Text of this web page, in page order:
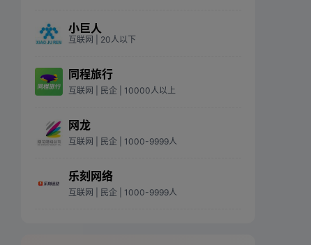
小巨人
互联网 | 20人以下
同程旅行
互联网 | 民企 | 10000人以上
网龙
互联网 | 民企 | 1000-9999人
乐刻网络
互联网 | 民企 | 1000-9999人